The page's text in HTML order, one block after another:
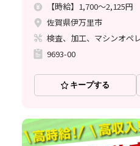
【時給】1,700～2,125円
佐賀県伊万里市
9693-00
キープする